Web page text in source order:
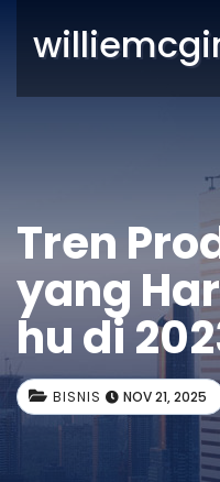
Tren
yang
hu di
BISNIS NOV 21, 2025